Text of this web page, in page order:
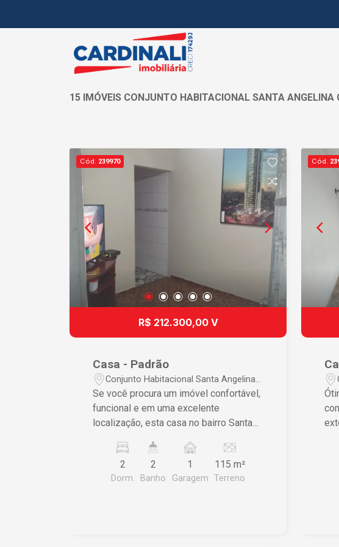
15 IMÓVEIS CONJUNTO HABITACIONAL SANTA
Cód. 239970
R$ 212.300,00 V
Casa - Padrão
Conjunto Habitacional Santa Angelina -
São Carlos/SP
Se você procura um imóvel confortável,
funcional e em uma excelente
localização, esta casa no bairro Santa
morar ou investir! O imóvel conta com
ambientes amplos e bem distribuídos,
oferecendo praticidade e conforto para
2
Dorm.
2
Banho
1
Garagem
115 m²
Terreno
Cód.
para